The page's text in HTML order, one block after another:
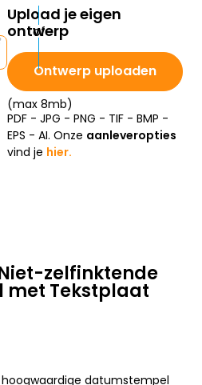
zelfinktende
met Tekstplaat
hoogwaardige datumstempel
Upload je eigen
ontwerp
Ontwerp uploaden
(max 8mb)
PDF - JPG - PNG - TIF - BMP -
EPS - AI. Onze aanleveropties
vind je hier.